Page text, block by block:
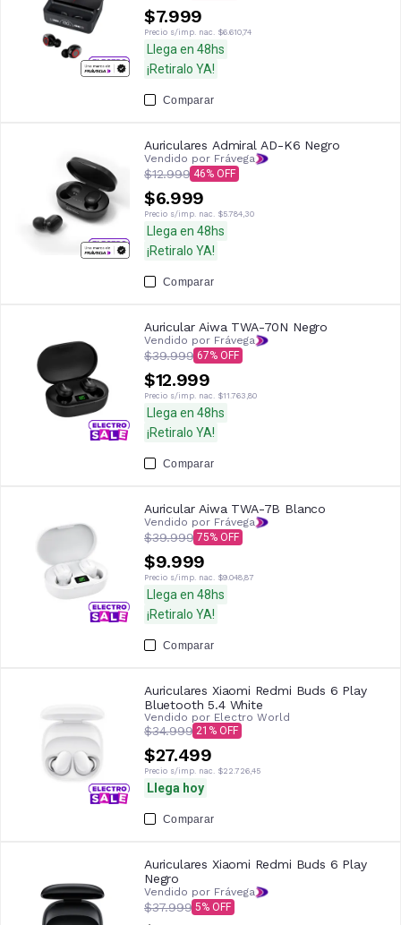
$7.999
Precio s/imp. nac. $6.610,74
Llega en 48hs
¡Retiralo YA!
Comparar
Auriculares Admiral AD-K6 Negro
Vendido por Frávega
$12.999 46
$6.999
Precio s/imp. nac. $5.784,30
Llega en 48hs
¡Retiralo YA!
Comparar
Auricular Aiwa TWA-70N Negro
Vendido por Frávega
$39.999 67
$12.999
Precio s/imp. nac. $11.763,80
Llega en 48hs
¡Retiralo YA!
Comparar
Auricular Aiwa TWA-7B Blanco
Vendido por Frávega
$39.999 75
$9.999
Precio s/imp. nac. $9.048,87
Llega en 48hs
¡Retiralo YA!
Comparar
Auriculares Xiaomi Redmi Buds 6 Play
Bluetooth 5.4 White
Vendido por Electro World
$34.999 21
$27.499
Precio s/imp. nac. $22.726,45
Llega hoy
Comparar
Auriculares Xiaomi Redmi Buds 6 Play
Negro
Vendido por Frávega
$37.999 5